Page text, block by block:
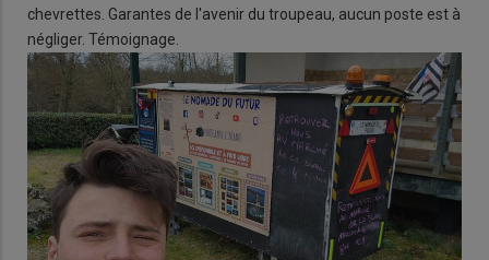
chevrettes. Garantes de l'avenir du troupeau, aucun poste est à
négliger. Témoignage.